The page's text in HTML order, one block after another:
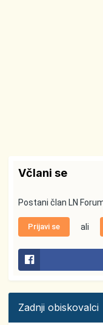
Včlani se
Postani član LN
Prijavi se ali
Zadnji obiskovalci